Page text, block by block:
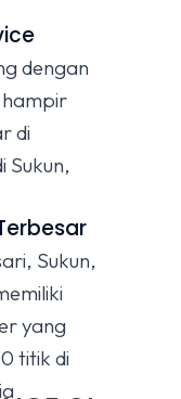
dengan
hampir
di
Sukun,
Sukun,
yang
titik di